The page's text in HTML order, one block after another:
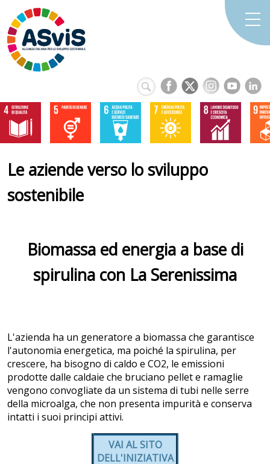
Le aziende verso lo sviluppo
sostenibile
Biomassa ed energia a base di
spirulina con La Serenissima
L'azienda ha un generatore a biomassa che garantisce
l'autonomia energetica, ma poiché la spirulina, per
crescere, ha bisogno di caldo e CO2, le emissioni
prodotte dalle caldaie che bruciano pellet e ramaglie
vengono convogliate da un sistema di tubi nelle serre
della microalga, che non presenta impurità e conserva
intatti i suoi principi attivi.
VAI AL SITO
DELL'INIZIATIVA